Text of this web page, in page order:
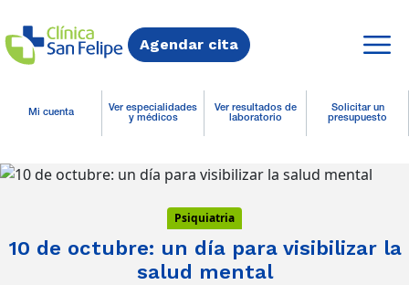
Agendar cita
Mi cuenta
Ver especialidades
y médicos
Ver resultados de
laboratorio
Solicitar un
presupuesto
Psiquiatria
10 de octubre: un día para visibilizar la
salud mental